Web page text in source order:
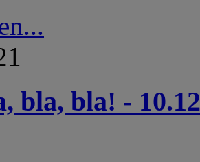
bla, bla! -